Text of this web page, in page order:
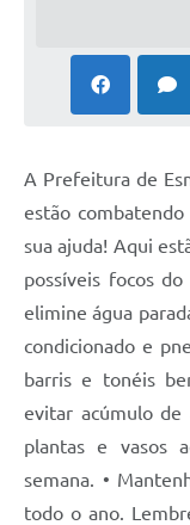
A Prefeitura de
estão
sua ajuda! Aqui
possíveis focos
elimine água
condicionado e
barris e tonéis
evitar acúmulo de
plantas e vasos
semana. •
todo o ano.